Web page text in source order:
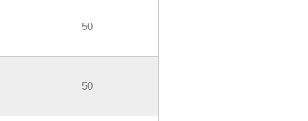
50
50